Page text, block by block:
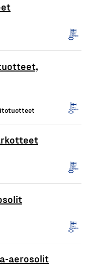
aerosolit